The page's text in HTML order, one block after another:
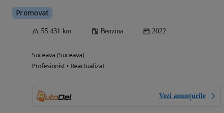
Promovat
55 431 km Benzina 2022
Suceava (Suceava)
Profesionist • Reactualizat
Vezi anunțurile